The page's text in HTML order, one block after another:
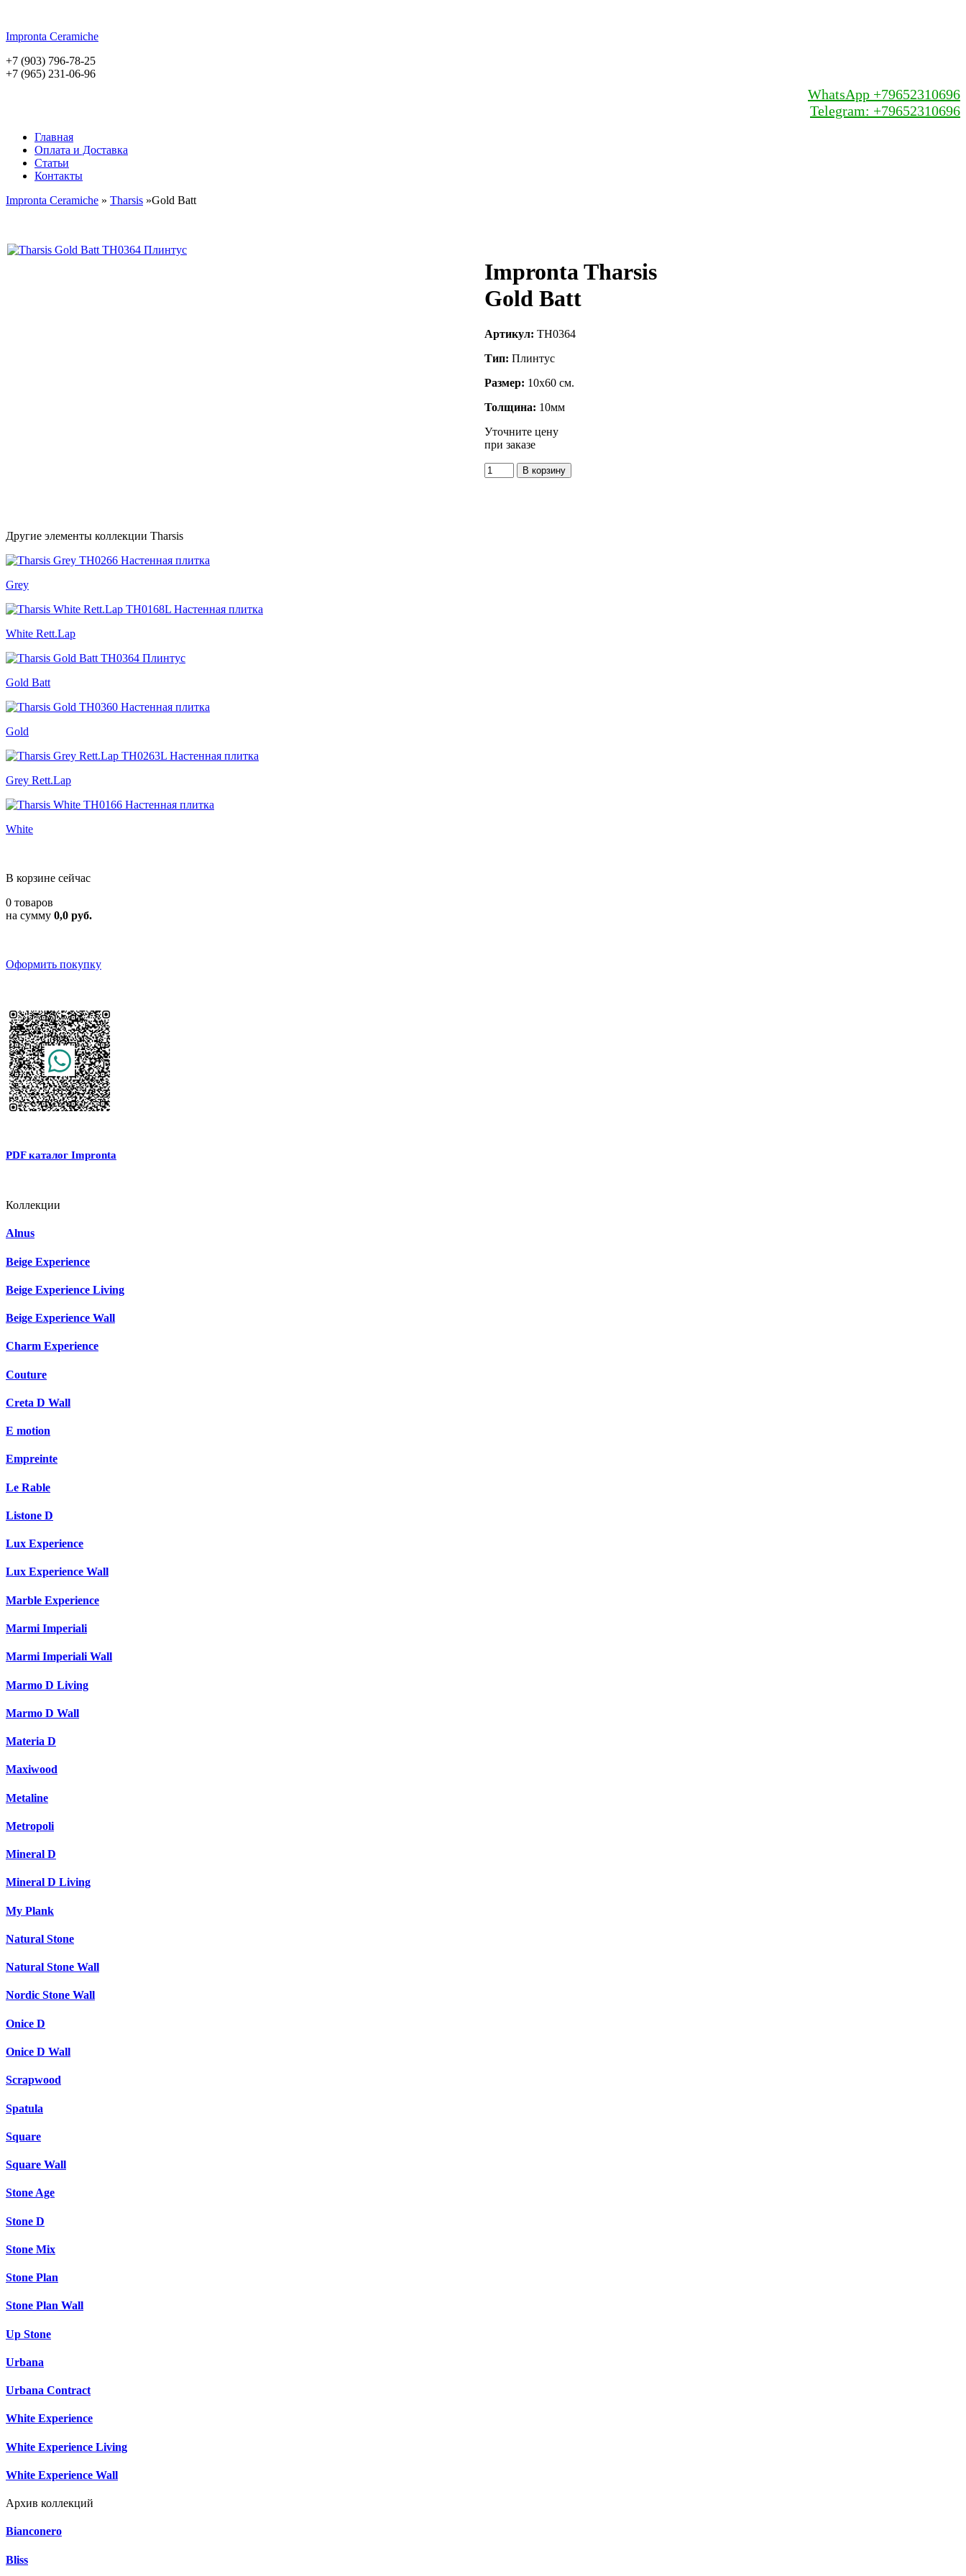
Impronta Ceramiche
+7 (903) 796-78-25
+7 (965) 231-06-96
WhatsApp +79652310696
Telegram: +79652310696
Главная
Оплата и Доставка
Статьи
Контакты
Impronta Ceramiche » Tharsis »Gold Batt
Impronta Tharsis
Gold Batt
Артикул: TH0364
Тип: Плинтус
Размер: 10x60 см.
Толщина: 10мм
Уточните цену
при заказе
Другие элементы коллекции Tharsis
Grey
White Rett.Lap
Gold Batt
Gold
Grey Rett.Lap
White
В корзине сейчас
0 товаров
на сумму 0,0 руб.
Оформить покупку
PDF каталог Impronta
Коллекции
Alnus
Beige Experience
Beige Experience Living
Beige Experience Wall
Charm Experience
Couture
Creta D Wall
E motion
Empreinte
Le Rable
Listone D
Lux Experience
Lux Experience Wall
Marble Experience
Marmi Imperiali
Marmi Imperiali Wall
Marmo D Living
Marmo D Wall
Materia D
Maxiwood
Metaline
Metropoli
Mineral D
Mineral D Living
My Plank
Natural Stone
Natural Stone Wall
Nordic Stone Wall
Onice D
Onice D Wall
Scrapwood
Spatula
Square
Square Wall
Stone Age
Stone D
Stone Mix
Stone Plan
Stone Plan Wall
Up Stone
Urbana
Urbana Contract
White Experience
White Experience Living
White Experience Wall
Архив коллекций
Bianconero
Bliss